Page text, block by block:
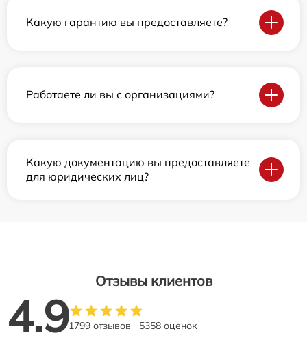
Какую гарантию вы предоставляете?
Работаете ли вы с организациями?
Какую документацию вы предоставляете
для юридических лиц?
Отзывы клиентов
4.91799 отзывов 5358 оценок